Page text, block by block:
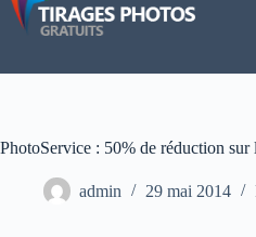
PhotoService : 50% de réduction sur
admin 29 mai 2014